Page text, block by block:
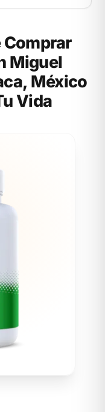
Comprar
Miguel
México
Vida